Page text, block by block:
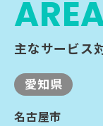
主なサービス
愛知県
名古屋市